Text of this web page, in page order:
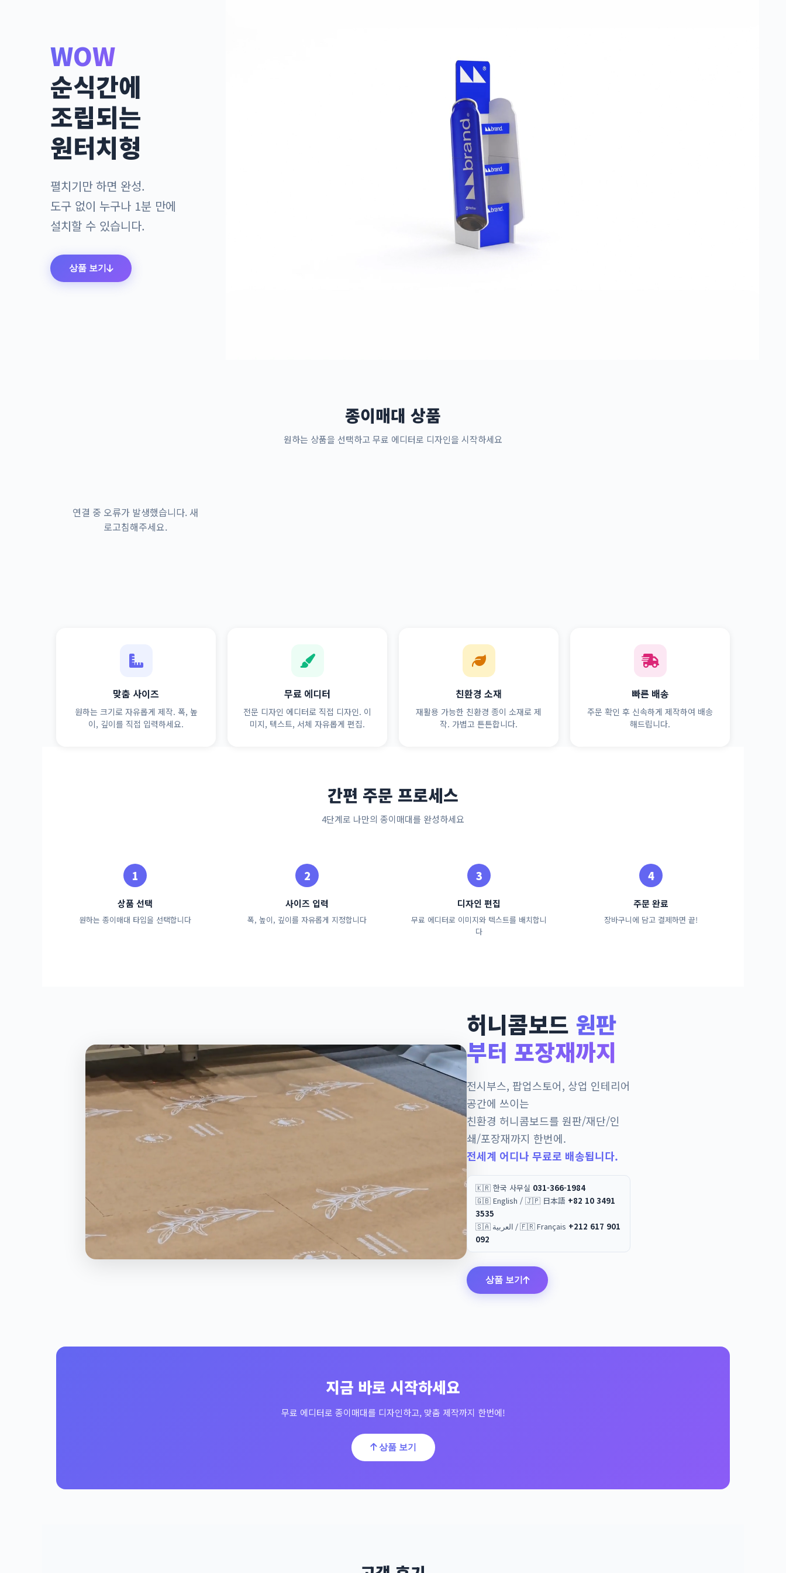
WOW
순식간에
조립되는
원터치형
펼치기만 하면 완성.
도구 없이 누구나 1분 만에
설치할 수 있습니다.
상품 보기
종이매대 상품
원하는 상품을 선택하고 무료 에디터로 디자인을 시작하세요
연결 중 오류가 발생했습니다. 새
로고침해주세요.
맞춤 사이즈
원하는 크기로 자유롭게 제작. 폭, 높
이, 깊이를 직접 입력하세요.
무료 에디터
전문 디자인 에디터로 직접 디자인. 이
미지, 텍스트, 서체 자유롭게 편집.
친환경 소재
재활용 가능한 친환경 종이 소재로 제
작. 가볍고 튼튼합니다.
빠른 배송
주문 확인 후 신속하게 제작하여 배송
해드립니다.
간편 주문 프로세스
4단계로 나만의 종이매대를 완성하세요
상품 선택
원하는 종이매대 타입을 선택합니다
사이즈 입력
폭, 높이, 깊이를 자유롭게 지정합니다
디자인 편집
무료 에디터로 이미지와 텍스트를 배치합니
다
주문 완료
장바구니에 담고 결제하면 끝!
허니콤보드 원판
부터 포장재까지
전시부스, 팝업스토어, 상업 인테리어
공간에 쓰이는
친환경 허니콤보드를 원판/재단/인
쇄/포장재까지 한번에.
전세계 어디나 무료로 배송됩니다.
🇰🇷 한국 사무실 031-366-1984
🇬🇧 English / 🇯🇵 日本語 +82 10 3491
3535
🇸🇦 العربية / 🇫🇷 Français +212 617 901
092
상품 보기
지금 바로 시작하세요
무료 에디터로 종이매대를 디자인하고, 맞춤 제작까지 한번에!
상품 보기